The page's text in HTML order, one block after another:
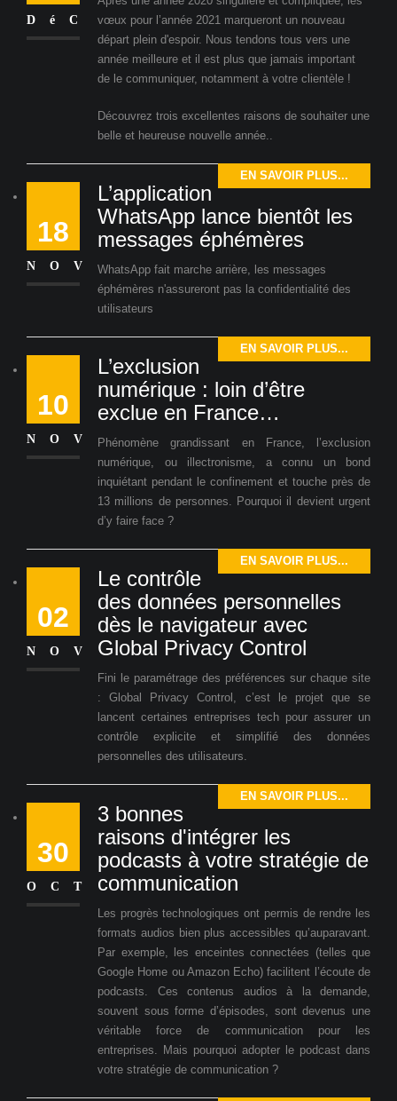
DéC
vœux pour l’année 2021 marqueront un nouveau
départ plein d'espoir. Nous tendons tous vers une
année meilleure et il est plus que jamais important
de le communiquer, notamment à votre clientèle !
Découvrez trois excellentes raisons de souhaiter une
belle et heureuse nouvelle année..
EN SAVOIR PLUS...
18
NOV
L’application
WhatsApp lance bientôt les
messages éphémères
WhatsApp fait marche arrière, les messages
éphémères n'assureront pas la confidentialité des
utilisateurs
EN SAVOIR PLUS...
10
NOV
L’exclusion
numérique : loin d’être
exclue en France…
Phénomène grandissant en France, l’exclusion
numérique, ou illectronisme, a connu un bond
inquiétant pendant le confinement et touche près de
13 millions de personnes. Pourquoi il devient urgent
d’y faire face ?
EN SAVOIR PLUS...
02
NOV
Le contrôle
des données personnelles
dès le navigateur avec
Global Privacy Control
Fini le paramétrage des préférences sur chaque site
: Global Privacy Control, c’est le projet que se
lancent certaines entreprises tech pour assurer un
contrôle explicite et simplifié des données
personnelles des utilisateurs.
EN SAVOIR PLUS...
30
OCT
3 bonnes
raisons d'intégrer les
podcasts à votre stratégie de
communication
Les progrès technologiques ont permis de rendre les
formats audios bien plus accessibles qu’auparavant.
Par exemple, les enceintes connectées (telles que
Google Home ou Amazon Echo) facilitent l’écoute de
podcasts. Ces contenus audios à la demande,
souvent sous forme d’épisodes, sont devenus une
véritable force de communication pour les
entreprises. Mais pourquoi adopter le podcast dans
votre stratégie de communication ?